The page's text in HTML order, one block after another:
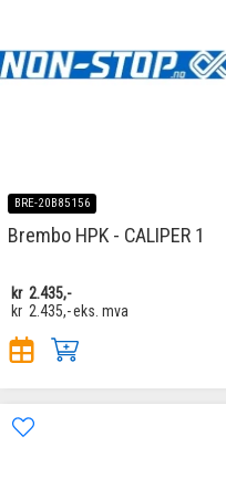
BRE-20B85156
Brembo HPK - CALIPER 1
kr 2.435,-
kr 2.435,-eks. mva